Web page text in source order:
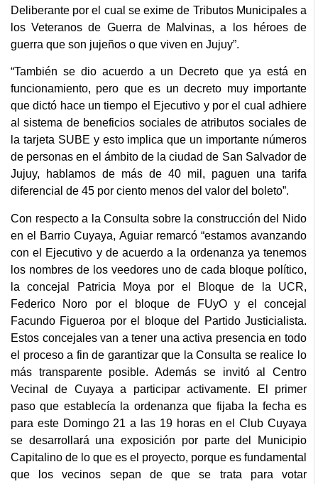
Deliberante por el cual se exime de Tributos Municipales a
los Veteranos de Guerra de Malvinas, a los héroes de
guerra que son jujeños o que viven en Jujuy”.
“También se dio acuerdo a un Decreto que ya está en
funcionamiento, pero que es un decreto muy importante
que dictó hace un tiempo el Ejecutivo y por el cual adhiere
al sistema de beneficios sociales de atributos sociales de
la tarjeta SUBE y esto implica que un importante números
de personas en el ámbito de la ciudad de San Salvador de
Jujuy, hablamos de más de 40 mil, paguen una tarifa
diferencial de 45 por ciento menos del valor del boleto”.
Con respecto a la Consulta sobre la construcción del Nido
en el Barrio Cuyaya, Aguiar remarcó “estamos avanzando
con el Ejecutivo y de acuerdo a la ordenanza ya tenemos
los nombres de los veedores uno de cada bloque político,
la concejal Patricia Moya por el Bloque de la UCR,
Federico Noro por el bloque de FUyO y el concejal
Facundo Figueroa por el bloque del Partido Justicialista.
Estos concejales van a tener una activa presencia en todo
el proceso a fin de garantizar que la Consulta se realice lo
más transparente posible. Además se invitó al Centro
Vecinal de Cuyaya a participar activamente. El primer
paso que establecía la ordenanza que fijaba la fecha es
para este Domingo 21 a las 19 horas en el Club Cuyaya
se desarrollará una exposición por parte del Municipio
Capitalino de lo que es el proyecto, porque es fundamental
que los vecinos sepan de que se trata para votar